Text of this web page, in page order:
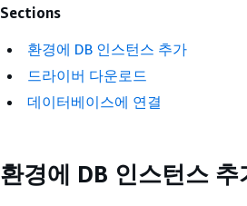
Sections
환경에 DB 인스턴스 추가
드라이버 다운로드
데이터베이스에 연결
환경에 DB 인스턴스 추